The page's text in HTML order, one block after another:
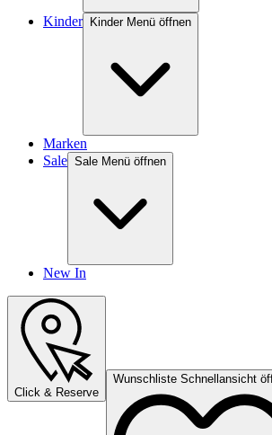
Kinder Kinder Menü öffnen
Marken
Sale Sale Menü öffnen
New In
Click & Reserve
Wunschliste Schnellansicht